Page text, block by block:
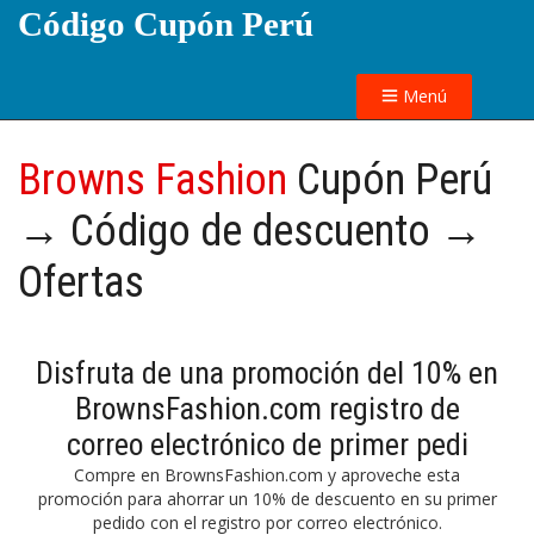
Código Cupón Perú
Menú
Browns Fashion Cupón Perú
→ Código de descuento →
Ofertas
Disfruta de una promoción del 10% en
BrownsFashion.com registro de
correo electrónico de primer pedi
Compre en BrownsFashion.com y aproveche esta
promoción para ahorrar un 10% de descuento en su primer
pedido con el registro por correo electrónico.